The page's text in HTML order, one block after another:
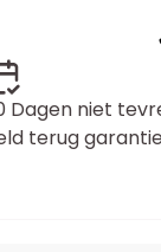
Dagen niet
terug